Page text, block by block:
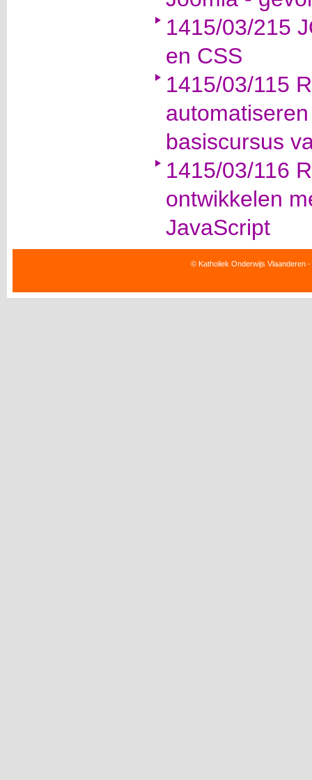
1415/03/215
en CSS
1415/03/115
basiscursus
1415/03/116
ontwikkelen
JavaScript
© Katholiek Onderwijs Vlaanderen